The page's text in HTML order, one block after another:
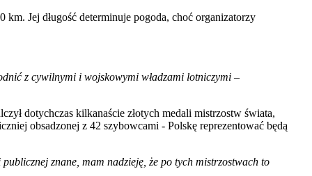
Jej długość determinuje pogoda, choć organizatorzy
z cywilnymi i wojskowymi władzami lotniczymi –
dotychczas kilkanaście złotych medali mistrzostw świata,
obsadzonej z 42 szybowcami - Polskę reprezentować będą
znane, mam nadzieję, że po tych mistrzostwach to